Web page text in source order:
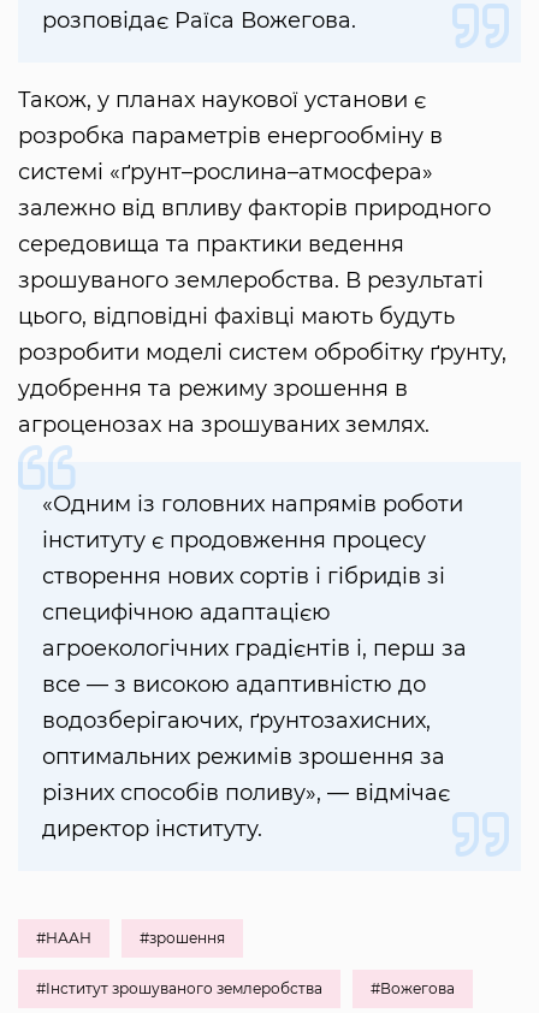
розповідає Раїса Вожегова.
Також, у планах наукової установи є
розробка параметрів енергообміну в
системі «ґрунт–рослина–атмосфера»
залежно від впливу факторів природного
середовища та практики ведення
зрошуваного землеробства. В результаті
цього, відповідні фахівці мають будуть
розробити моделі систем обробітку ґрунту,
удобрення та режиму зрошення в
агроценозах на зрошуваних землях.
«Одним із головних напрямів роботи
інституту є продовження процесу
створення нових сортів і гібридів зі
специфічною адаптацією
агроекологічних градієнтів і, перш за
все — з високою адаптивністю до
водозберігаючих, ґрунтозахисних,
оптимальних режимів зрошення за
різних способів поливу», — відмічає
директор інституту.
#НААН #зрошення
#Інститут зрошуваного землеробства #Вожегова